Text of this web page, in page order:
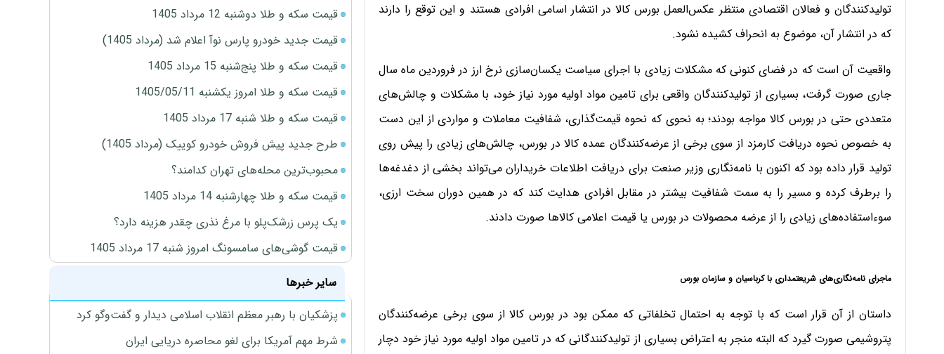
تولیدکنندگان و فعالان اقتصادی منتظر عکس‌العمل بورس کالا در انتشار اسامی افرادی هستند و این توقع را دارند
که در انتشار آن، موضوع به انحراف کشیده نشود.
واقعیت آن است که در فضای کنونی که مشکلات زیادی با اجرای سیاست یکسان‌سازی نرخ ارز در فروردین ماه سال
جاری صورت گرفت، بسیاری از تولیدکنندگان واقعی برای تامین مواد اولیه مورد نیاز خود، با مشکلات و چالش‌های
متعددی حتی در بورس کالا مواجه بودند؛ به نحوی که نحوه قیمت‌گذاری، شفافیت معاملات و مواردی از این دست
به خصوص نحوه دریافت کارمزد از سوی برخی از عرضه‌کنندگان عمده کالا در بورس، چالش‌های زیادی را پیش روی
تولید قرار داده بود که اکنون با نامه‌نگاری وزیر صنعت برای دریافت اطلاعات خریداران می‌تواند بخشی از دغدغه‌ها
را برطرف کرده و مسیر را به سمت شفافیت بیشتر در مقابل افرادی هدایت کند که در همین دوران سخت ارزی،
سوءاستفاده‌های زیادی را از عرضه محصولات در بورس یا قیمت اعلامی کالاها صورت دادند.
ماجرای نامه‌نگاری‌های شریعتمداری با کرباسیان و سازمان بورس
داستان از آن قرار است که با توجه به احتمال تخلفاتی که ممکن بود در بورس کالا از سوی برخی عرضه‌کنندگان
پتروشیمی صورت گیرد که البته منجر به اعتراض بسیاری از تولیدکنندگانی که در تامین مواد اولیه مورد نیاز خود دچار
قیمت سکه و طلا دوشنبه 12 مرداد 1405
قیمت جدید خودرو پارس نوآ اعلام شد (مرداد 1405)
قیمت سکه و طلا پنج‌شنبه 15 مرداد 1405
قیمت سکه و طلا امروز یکشنبه 1405/05/11
قیمت سکه و طلا شنبه 17 مرداد 1405
طرح جدید پیش فروش خودرو کوییک (مرداد 1405)
محبوب‌ترین محله‌های تهران کدامند؟
قیمت سکه و طلا چهارشنبه 14 مرداد 1405
یک پرس زرشک‌پلو با مرغ نذری چقدر هزینه دارد؟
قیمت گوشی‌های سامسونگ امروز شنبه 17 مرداد 1405
سایر خبرها
پزشکیان با رهبر معظم انقلاب اسلامی دیدار و گفت‌وگو کرد
شرط مهم آمریکا برای لغو محاصره دریایی ایران